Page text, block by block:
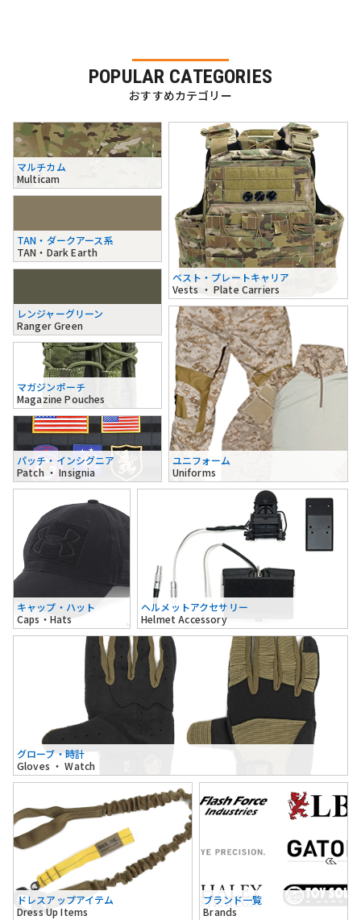
POPULAR CATEGORIES
おすすめカテゴリー
マルチカム
Multicam
TAN・ダークアース系
TAN・Dark Earth
レンジャーグリーン
Ranger Green
ベスト・プレートキャリア
Vests ・ Plate Carriers
マガジンポーチ
Magazine Pouches
パッチ・インシグニア
Patch ・ Insignia
ユニフォーム
Uniforms
キャップ・ハット
Caps・Hats
ヘルメットアクセサリー
Helmet Accessory
グローブ・時計
Gloves ・ Watch
ドレスアップアイテム
Dress Up Items
ブランド一覧
Brands